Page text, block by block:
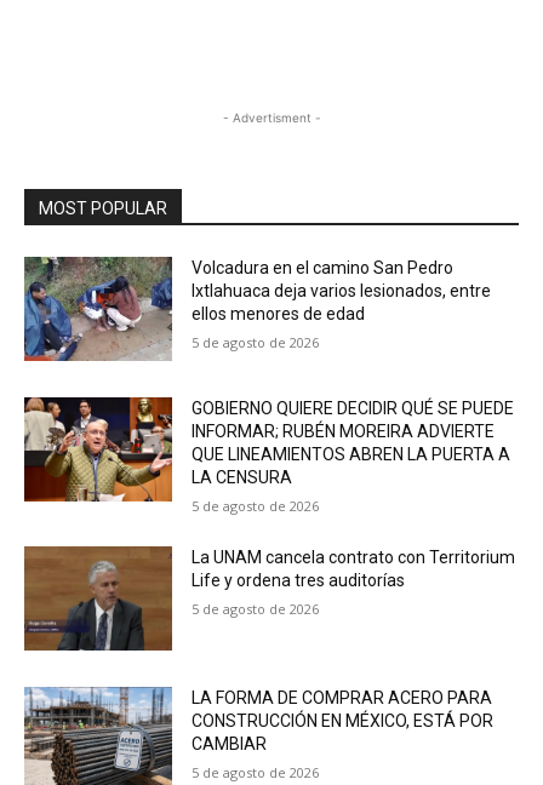
- Advertisment -
MOST POPULAR
Volcadura en el camino San Pedro
Ixtlahuaca deja varios lesionados, entre
ellos menores de edad
5 de agosto de 2026
GOBIERNO QUIERE DECIDIR QUÉ SE PUEDE
INFORMAR; RUBÉN MOREIRA ADVIERTE
QUE LINEAMIENTOS ABREN LA PUERTA A
LA CENSURA
5 de agosto de 2026
La UNAM cancela contrato con Territorium
Life y ordena tres auditorías
5 de agosto de 2026
LA FORMA DE COMPRAR ACERO PARA
CONSTRUCCIÓN EN MÉXICO, ESTÁ POR
CAMBIAR
5 de agosto de 2026